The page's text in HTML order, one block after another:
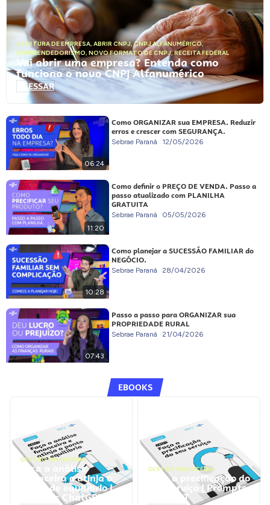
ABERTURA DE EMPRESA, ABRIR CNPJ,CNPJ ALFANUMÉRICO,
EMPREENDEDORISMO, NOVO FORMATO DE CNPJ,RECEITA FEDERAL
Vai abrir uma empresa? Entenda como
funciona o novo CNPJ Alfanumérico
ACESSAR
06:24
Como ORGANIZAR sua EMPRESA. Reduzir
erros e crescer com SEGURANÇA.
Sebrae Paraná 12/05/2026
11:20
Como definir o PREÇO DE VENDA. Passo a
passo atualizado com PLANILHA
GRATUITA
Sebrae Paraná 05/05/2026
10:28
Como planejar a SUCESSÃO FAMILIAR do
NEGÓCIO.
Sebrae Paraná 28/04/2026
07:43
Passo a passo para ORGANIZAR sua
PROPRIEDADE RURAL
Sebrae Paraná 21/04/2026
EBOOKS
GESTÃO FINANCEIRA
Faça a análise
financeira e atinja o
ponto de equilíbrio |
Prompts ChatGPT
GESTÃO FINANCEIRA
Faça a precificação do
seu serviço | Prompts
ChatGPT